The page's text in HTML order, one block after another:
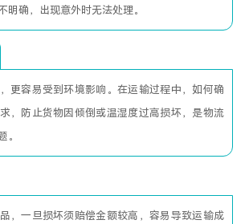
明确，出现意外时无法处理。
更容易受到环境影响。在运输过程中，如何确
，防止货物因倾倒或温湿度过高损坏，是物流
，一旦损坏须赔偿金额较高，容易导致运输成